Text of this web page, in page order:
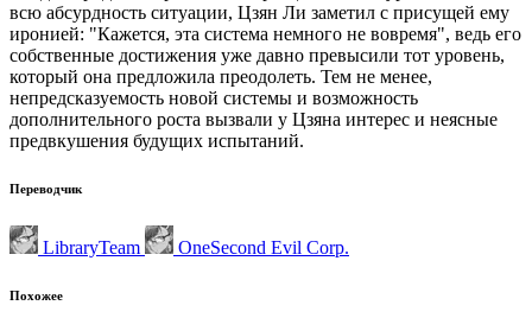
всю абсурдность ситуации, Цзян Ли заметил с присущей ему
иронией: "Кажется, эта система немного не вовремя", ведь его
собственные достижения уже давно превысили тот уровень,
который она предложила преодолеть. Тем не менее,
непредсказуемость новой системы и возможность
дополнительного роста вызвали у Цзяна интерес и неясные
предвкушения будущих испытаний.
Переводчик
LibraryTeam OneSecond Evil Corp.
Похожее